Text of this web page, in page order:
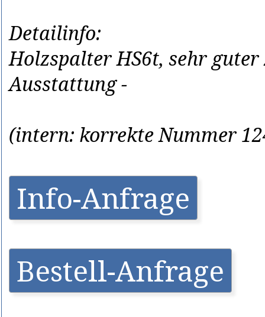
Detailinfo:
Holzspalter HS6t, sehr
Ausstattung -
(intern: korrekte Nummer
Info-Anfrage
Bestell-Anfrage